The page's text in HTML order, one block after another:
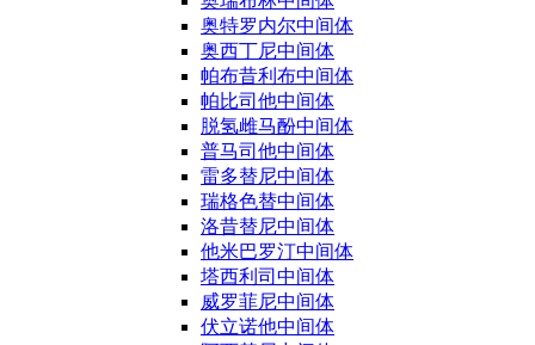
奥特罗内尔中间体
奥西丁尼中间体
帕布昔利布中间体
帕比司他中间体
脱氢雌马酚中间体
普马司他中间体
雷多替尼中间体
瑞格色替中间体
洛昔替尼中间体
他米巴罗汀中间体
塔西利司中间体
威罗菲尼中间体
伏立诺他中间体